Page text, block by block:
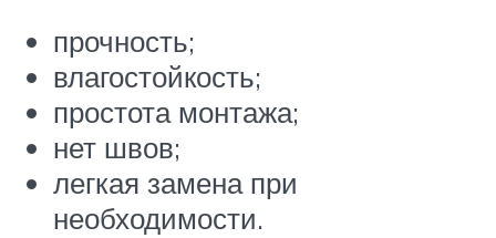
прочность;
влагостойкость;
простота монтажа;
нет швов;
легкая замена при
необходимости.